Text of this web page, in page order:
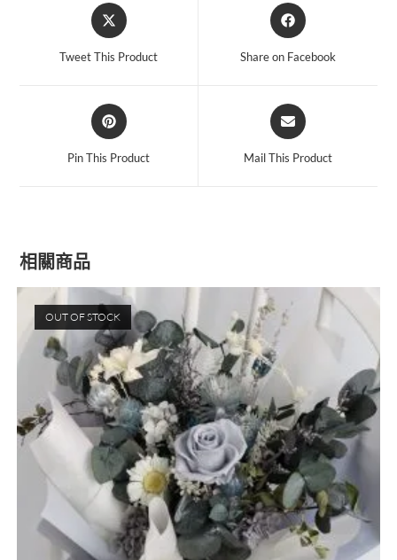
Tweet This Product Share on Facebook
Pin This Product Mail This Product
相關商品
OUT OF STOCK